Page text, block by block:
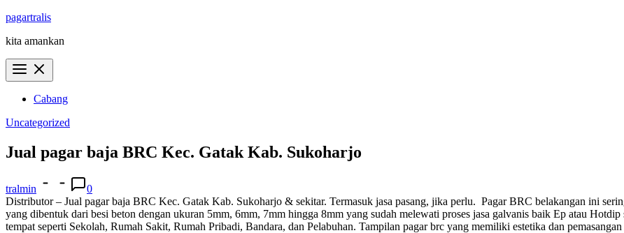
Skip
content
pagartralis
kita amankan
Cabang
Uncategorized
Jual pagar baja BRC Kec. Gatak Kab. Sukoharjo
tralmin
0
Distributor – Jual pagar baja BRC Kec. Gatak Kab. Sukoharjo & sekitar. Termasuk jasa pasang, jika perlu. Pagar BRC belakangan ini
yang dibentuk dari besi beton dengan ukuran 5mm, 6mm, 7mm hingga 8mm yang sudah melewati proses jasa galvanis baik Ep atau
tempat seperti Sekolah, Rumah Sakit, Rumah Pribadi, Bandara, dan Pelabuhan. Tampilan pagar brc yang memiliki estetika dan